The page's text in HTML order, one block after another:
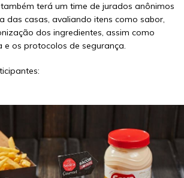
também terá um time de jurados anônimos
das casas, avaliando itens como sabor,
dos ingredientes, assim como
e os protocolos de segurança.